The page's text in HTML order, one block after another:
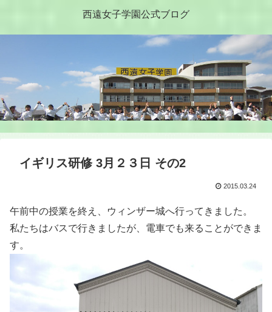
西遠女子学園公式ブログ
イギリス研修 3月２３日 その2
2015.03.24
午前中の授業を終え、ウィンザー城へ行ってきました。
私たちはバスで行きましたが、電車でも来ることができま
す。